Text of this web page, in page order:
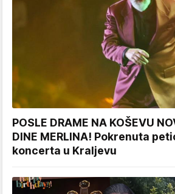
POSLE DRAME NA KOŠEVU
DINE MERLINA! Pokrenuta
koncerta u Kraljevu